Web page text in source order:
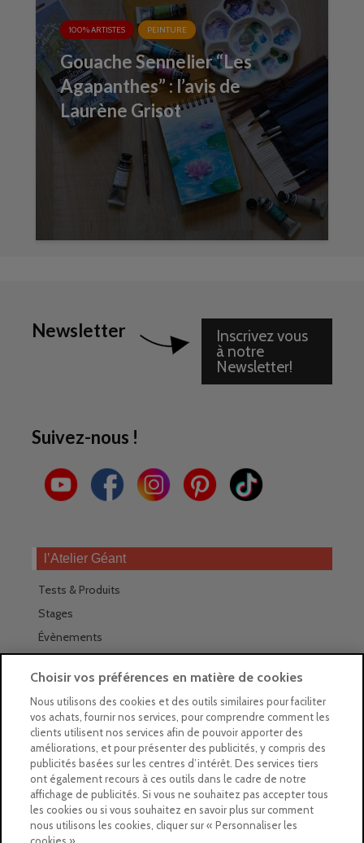
100% ARTISTES PEINTURE
Gouache Sennelier “Les
Agapanthes” : l’avis de
Laurène Grisot
Newsletter
Inscrivez vous
à notre
Newsletter!
Suivez-nous !
l’Atelier Géant
Tests & Produits
Stages
Évènements
Trouver nos magasins
La newsletter des magasins
Feuilleter le Guide
Gratuit : intégrer le Guide
Marques Beaux-Arts
Choisir vos préférences en matière de cookies
Nous utilisons des cookies et des outils similaires pour faciliter
vos achats, fournir nos services, pour comprendre comment les
clients utilisent nos services afin de pouvoir apporter des
améliorations, et pour présenter des publicités, y compris des
publicités basées sur les centres d’intérêt. Des services tiers
ont également recours à ces outils dans le cadre de notre
affichage de publicités. Si vous ne souhaitez pas accepter tous
les cookies ou si vous souhaitez en savoir plus sur comment
nous utilisons les cookies, cliquer sur « Personnaliser les